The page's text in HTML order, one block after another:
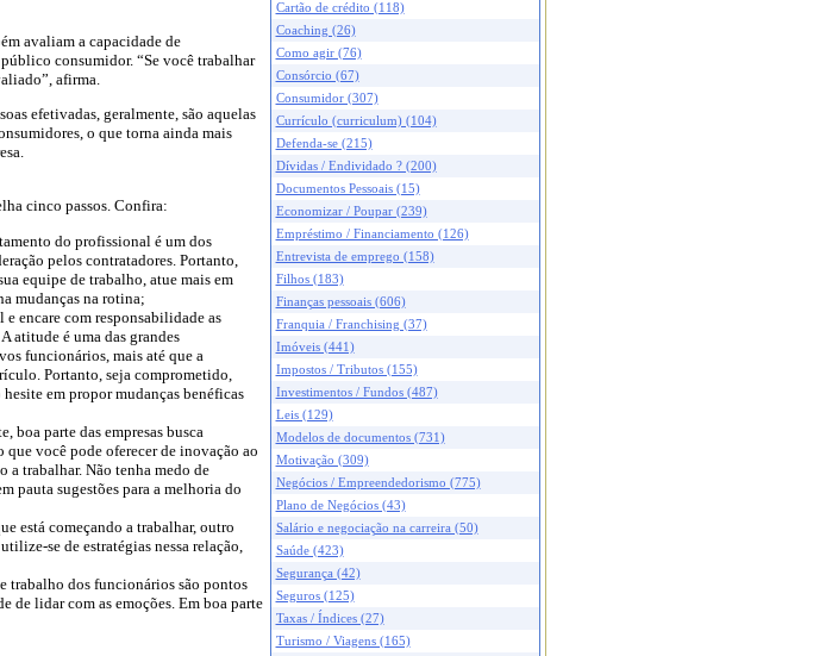
Cartão de crédito (118)
Coaching (26)
Como agir (76)
Consórcio (67)
Consumidor (307)
Currículo (curriculum) (104)
Defenda-se (215)
Dívidas / Endividado ? (200)
Documentos Pessoais (15)
Economizar / Poupar (239)
Empréstimo / Financiamento (126)
Entrevista de emprego (158)
Filhos (183)
Finanças pessoais (606)
Franquia / Franchising (37)
Imóveis (441)
Impostos / Tributos (155)
Investimentos / Fundos (487)
Leis (129)
Modelos de documentos (731)
Motivação (309)
Negócios / Empreendedorismo (775)
Plano de Negócios (43)
Salário e negociação na carreira (50)
Saúde (423)
Segurança (42)
Seguros (125)
Taxas / Índices (27)
Turismo / Viagens (165)
avaliam a capacidade de
consumidor. “Se você trabalhar
afirma.
efetivadas, geralmente, são aquelas
o que torna ainda mais
cinco passos. Confira:
do profissional é um dos
pelos contratadores. Portanto,
equipe de trabalho, atue mais em
mudanças na rotina;
e encare com responsabilidade as
atitude é uma das grandes
funcionários, mais até que a
Portanto, seja comprometido,
em propor mudanças benéficas
boa parte das empresas busca
você pode oferecer de inovação ao
a trabalhar. Não tenha medo de
pauta sugestões para a melhoria do
está começando a trabalhar, outro
se de estratégias nessa relação,
trabalho dos funcionários são pontos
de lidar com as emoções. Em boa parte